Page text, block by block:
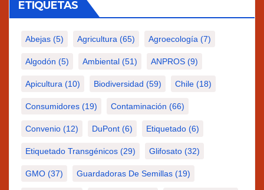
ETIQUETAS
Abejas (5) Agricultura (65) Agroecología (7)
Algodón (5) Ambiental (51) ANPROS (9)
Apicultura (10) Biodiversidad (59) Chile (18)
Consumidores (19) Contaminación (66)
Convenio (12) DuPont (6) Etiquetado (6)
Etiquetado Transgénicos (29) Glifosato (32)
GMO (37) Guardadoras De Semillas (19)